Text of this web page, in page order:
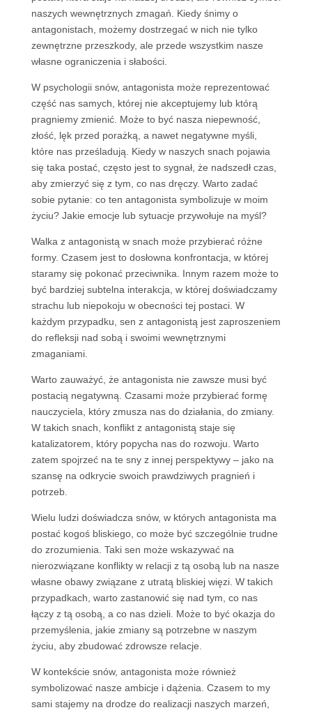
naszych wewnętrznych zmagań. Kiedy śnimy o
antagonistach, możemy dostrzegać w nich nie tylko
zewnętrzne przeszkody, ale przede wszystkim nasze
własne ograniczenia i słabości.
W psychologii snów, antagonista może reprezentować
część nas samych, której nie akceptujemy lub którą
pragniemy zmienić. Może to być nasza niepewność,
złość, lęk przed porażką, a nawet negatywne myśli,
które nas prześladują. Kiedy w naszych snach pojawia
się taka postać, często jest to sygnał, że nadszedł czas,
aby zmierzyć się z tym, co nas dręczy. Warto zadać
sobie pytanie: co ten antagonista symbolizuje w moim
życiu? Jakie emocje lub sytuacje przywołuje na myśl?
Walka z antagonistą w snach może przybierać różne
formy. Czasem jest to dosłowna konfrontacja, w której
staramy się pokonać przeciwnika. Innym razem może to
być bardziej subtelna interakcja, w której doświadczamy
strachu lub niepokoju w obecności tej postaci. W
każdym przypadku, sen z antagonistą jest zaproszeniem
do refleksji nad sobą i swoimi wewnętrznymi
zmaganiami.
Warto zauważyć, że antagonista nie zawsze musi być
postacią negatywną. Czasami może przybierać formę
nauczyciela, który zmusza nas do działania, do zmiany.
W takich snach, konflikt z antagonistą staje się
katalizatorem, który popycha nas do rozwoju. Warto
zatem spojrzeć na te sny z innej perspektywy – jako na
szansę na odkrycie swoich prawdziwych pragnień i
potrzeb.
Wielu ludzi doświadcza snów, w których antagonista ma
postać kogoś bliskiego, co może być szczególnie trudne
do zrozumienia. Taki sen może wskazywać na
nierozwiązane konflikty w relacji z tą osobą lub na nasze
własne obawy związane z utratą bliskiej więzi. W takich
przypadkach, warto zastanowić się nad tym, co nas
łączy z tą osobą, a co nas dzieli. Może to być okazja do
przemyślenia, jakie zmiany są potrzebne w naszym
życiu, aby zbudować zdrowsze relacje.
W kontekście snów, antagonista może również
symbolizować nasze ambicje i dążenia. Czasem to my
sami stajemy na drodze do realizacji naszych marzeń,